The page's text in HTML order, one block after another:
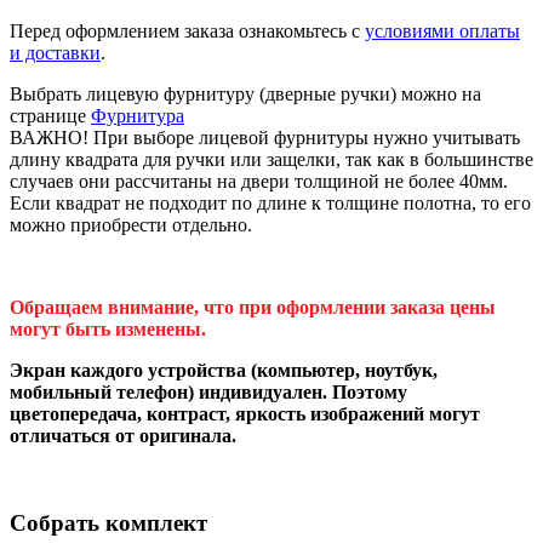
Перед оформлением заказа ознакомьтесь с условиями оплаты
и доставки.
Выбрать лицевую фурнитуру (дверные ручки) можно на
странице Фурнитура
ВАЖНО! При выборе лицевой фурнитуры нужно учитывать
длину квадрата для ручки или защелки, так как в большинстве
случаев они рассчитаны на двери толщиной не более 40мм.
Если квадрат не подходит по длине к толщине полотна, то его
можно приобрести отдельно.
Обращаем внимание, что при оформлении заказа цены
могут быть изменены.
Экран каждого устройства (компьютер, ноутбук,
мобильный телефон) индивидуален. Поэтому
цветопередача, контраст, яркость изображений могут
отличаться от оригинала.
Собрать комплект